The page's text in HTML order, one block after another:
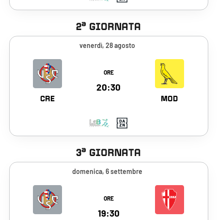
2a GIORNATA
venerdì, 28 agosto
CRE
OREvenerdì, 28 agosto 2026,
20:30
MOD
Vai alla scheda del match
3a GIORNATA
domenica, 6 settembre
OREdomenica, 6 settembre 2026,
19:30
Vai alla scheda del match